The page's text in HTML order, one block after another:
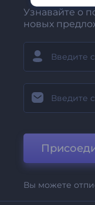
Узнавайте о
новых
Вы можете